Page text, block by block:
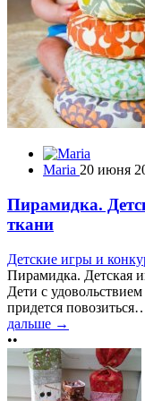
Maria 20 июня
Пирамидка.
ткани
Детские игры и
Пирамидка. Детская
Дети с
придется
дальше →
••